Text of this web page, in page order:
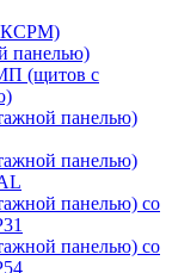
КСРМ)
панелью)
(щитов с
панелью)
панелью)
панелью) со
панелью) со